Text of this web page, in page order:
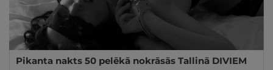
Pikanta nakts 50 pelēkā nokrāsās Tallinā DIVIEM